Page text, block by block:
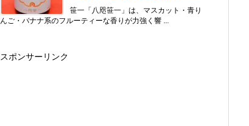
笹一「八咫笹一」は、マスカット・青り
んご・バナナ系のフルーティーな香りが力強く響 ...
スポンサーリンク